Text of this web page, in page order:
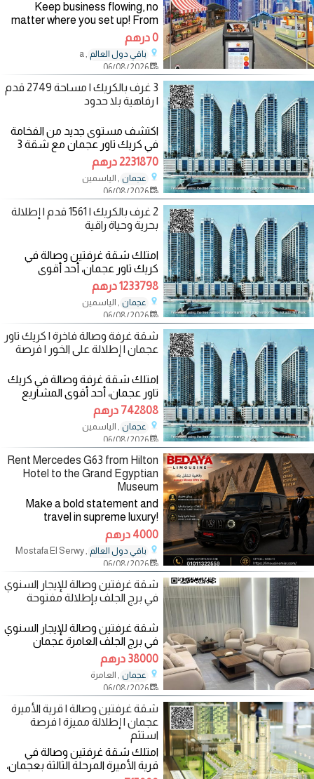
Keep business flowing, no
matter where you set up! From
the streets to the souq,
Noqoody POS adapts to your
space and keeps payments
quick, easy, and contactless.
Connect Us:
0 درهم
باقي دول العالم , a
06/08/2026
3 غرف بالكريك | مساحة 2749 قدم
| رفاهية بلا حدود
اكتشف مستوى جديد من الفخامة
في كريك تاور عجمان مع شقة 3
غرف وصالة بمساحات استثنائية
وتصميم عصري
2231870 درهم
عجمان , الياسمين
06/08/2026
2 غرف بالكريك | 1561 قدم | إطلالة
بحرية وحياة راقية
امتلك شقة غرفتين وصالة في
كريك تاور عجمان، أحد أقوى
المشاريع السكنية الحديثة التي تجمع
بين الموقع
1233798 درهم
عجمان , الياسمين
06/08/2026
شقة غرفة وصالة فاخرة | كريك تاور
عجمان | إطلالة على الخور | فرصة
امتلك شقة غرفة وصالة في كريك
تاور عجمان، أحد أقوى المشاريع
السكنية الجديدة التي تجمع بين
الموقع
742808 درهم
عجمان , الياسمين
06/08/2026
Rent Mercedes G63 from Hilton
Hotel to the Grand Egyptian
Museum
Make a bold statement and
travel in supreme luxury!
Experience the ultimate off-
road icon combined with elite
comfort for your trip directly
from the Hilton Hotel to the
Grand
4000 درهم
باقي دول العالم , Mostafa El Serwy
06/08/2026
شقة غرفتين وصالة للإيجار السنوي
في برج الجلف بإطلالة مفتوحة
شقة غرفتين وصالة للإيجار السنوي
في برج الجلف العامرة عجمان
بإطلالة مفتوحة ● تتكون من : -
38000 درهم
عجمان , العامرة
06/08/2026
شقة غرفتين وصالة | قرية الأميرة
عجمان | إطلالة مميزة | فرصة
استثم
امتلك شقة غرفتين وصالة في
قرية الأميرة المرحلة الثالثة بعجمان،